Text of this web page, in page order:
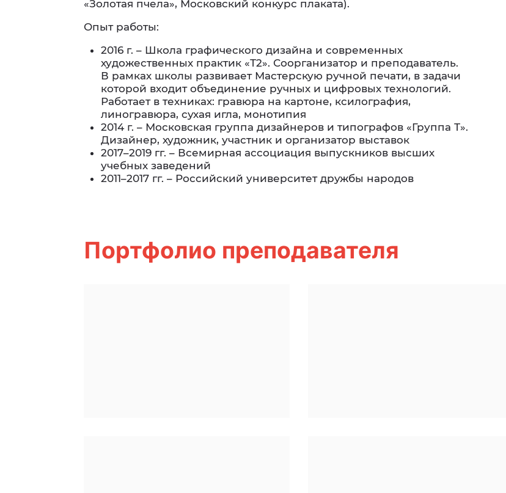
«Золотая пчела», Московский конкурс плаката).
Опыт работы:
2016 г. – Школа графического дизайна и современных
художественных практик «Т2». Соорганизатор и преподаватель.
В рамках школы развивает Мастерскую ручной печати, в задачи
которой входит объединение ручных и цифровых технологий.
Работает в техниках: гравюра на картоне, ксилография,
линогравюра, сухая игла, монотипия
2014 г. – Московская группа дизайнеров и типографов «Группа Т».
Дизайнер, художник, участник и организатор выставок
2017–2019 гг. – Всемирная ассоциация выпускников высших
учебных заведений
2011–2017 гг. – Российский университет дружбы народов
Портфолио преподавателя